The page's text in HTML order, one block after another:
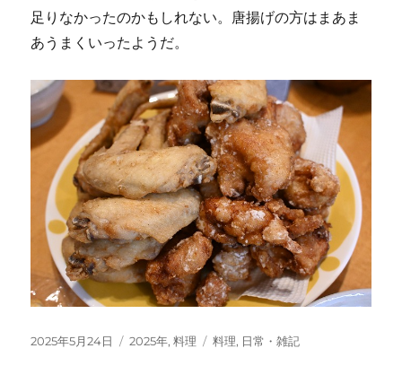
足りなかったのかもしれない。唐揚げの方はまあま
あうまくいったようだ。
投
2025年5月24日
カ
2025年,料理
タ
料理, 日常・雑記